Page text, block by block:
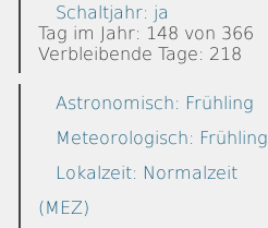
Schaltjahr: ja
Tag im Jahr: 148 von 366
Verbleibende Tage: 218
Astronomisch: Frühling
Meteorologisch: Frühling
Lokalzeit: Normalzeit
(MEZ)